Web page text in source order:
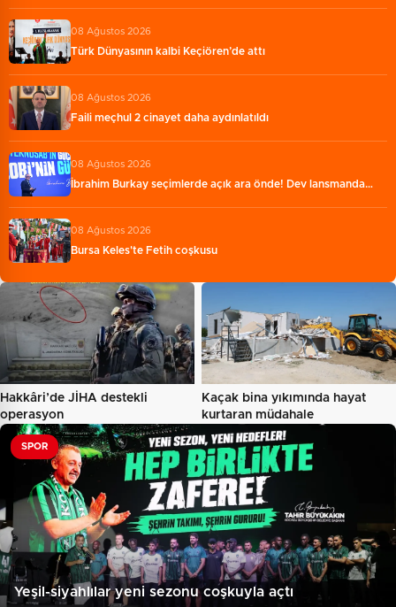
08 Ağustos 2026
Türk Dünyasının kalbi Keçiören’de attı
08 Ağustos 2026
Faili meçhul 2 cinayet daha aydınlatıldı
08 Ağustos 2026
İbrahim Burkay seçimlerde açık ara önde! Dev lansmanda…
08 Ağustos 2026
Bursa Keles'te Fetih coşkusu
Hakkâri’de JİHA destekli
operasyon
Kaçak bina yıkımında hayat
kurtaran müdahale
SPOR
Yeşil-siyahlılar yeni sezonu coşkuyla açtı